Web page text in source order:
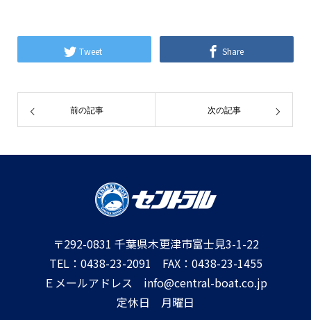
Tweet Share
前の記事 次の記事
〒292-0831 千葉県木更津市富士見3-1-22
TEL：0438-23-2091 FAX：0438-23-1455
Ｅメールアドレス info@central-boat.co.jp
定休日 月曜日